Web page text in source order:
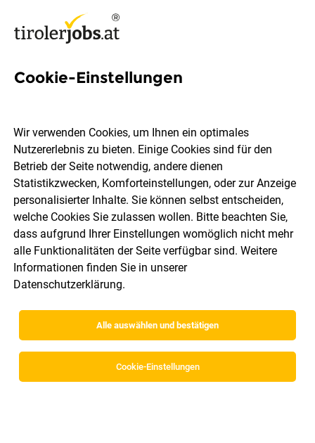
Lehre als E-Commerce-
Kärcher Center Müller
Imst Vollzeit Lehrstelle 07.08.2026
Cookie-Einstellungen
Wir verwenden Cookies, um Ihnen ein optimales
Nutzererlebnis zu bieten. Einige Cookies sind für den
Betrieb der Seite notwendig, andere dienen
Statistikzwecken, Komforteinstellungen, oder zur Anzeige
personalisierter Inhalte. Sie können selbst entscheiden,
welche Cookies Sie zulassen wollen. Bitte beachten Sie,
dass aufgrund Ihrer Einstellungen womöglich nicht mehr
alle Funktionalitäten der Seite verfügbar sind. Weitere
Informationen finden Sie in unserer
Datenschutzerklärung.
Alle auswählen und bestätigen
Cookie-Einstellungen